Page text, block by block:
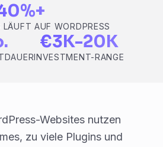
LÄUFT AUF WORDPRESS
€3K-20K
INVESTMENT-RANGE
Websites nutzen
zu viele Plugins und